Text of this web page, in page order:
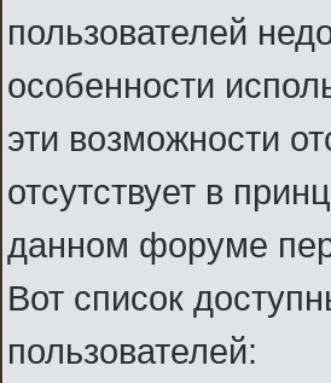
пользователей
особенности
эти возможности
отсутствует в
данном форуме
Вот список
пользователей: